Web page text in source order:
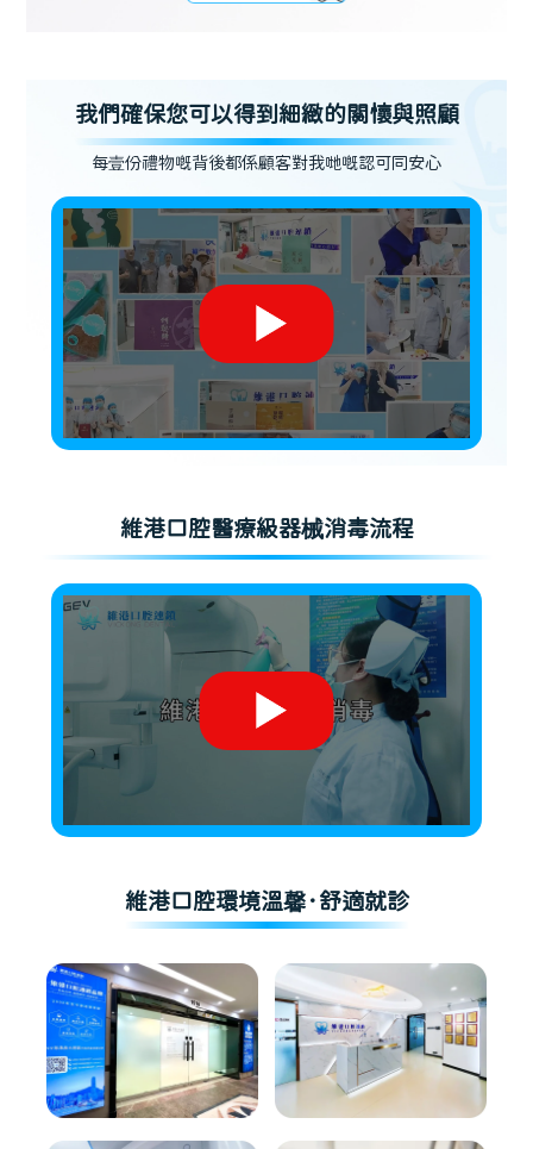
我們確保您可以得到細緻的關懷與照顧
每壹份禮物嘅背後都係顧客對我哋嘅認可同安心
維港口腔醫療級器械消毒流程
維港口腔環境溫馨·舒適就診